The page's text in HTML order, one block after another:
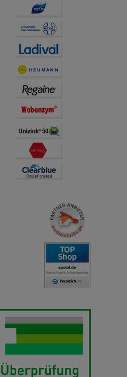
für Sie zu gestalten.
soziale Medien